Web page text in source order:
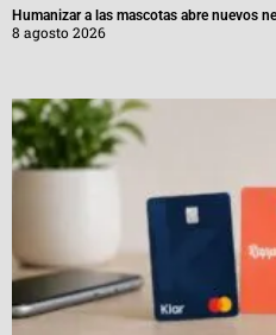
Humanizar a las mascotas abre nuevos
8 agosto 2026